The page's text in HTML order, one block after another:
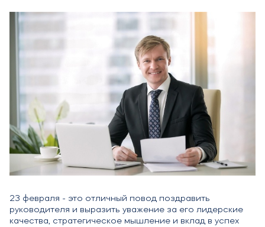
23 февраля - это отличный повод поздравить
руководителя и выразить уважение за его лидерские
качества, стратегическое мышление и вклад в успех